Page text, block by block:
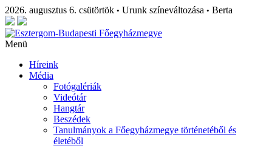
2026. augusztus 6. csütörtök • Urunk színeváltozása • Berta
Menü
Híreink
Média
Fotógalériák
Videótár
Hangtár
Beszédek
Tanulmányok a Főegyházmegye történetéből és
életéből